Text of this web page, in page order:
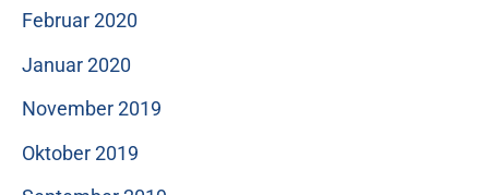
Februar 2020
Januar 2020
November 2019
Oktober 2019